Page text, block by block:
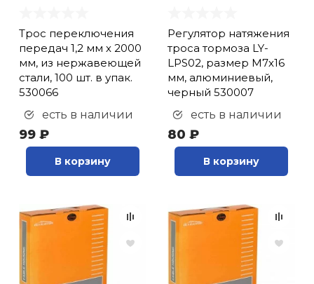
Трос переключения
передач 1,2 мм х 2000
мм, из нержавеющей
стали, 100 шт. в упак.
530066
есть в наличии
99 ₽
В корзину
Регулятор натяжения
троса тормоза LY-
LPS02, размер М7х16
мм, алюминиевый,
черный 530007
есть в наличии
80 ₽
В корзину